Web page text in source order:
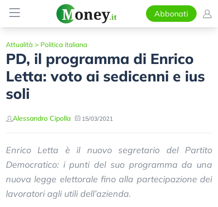
Abbonati
Attualità > Politica italiana
PD, il programma di Enrico
Letta: voto ai sedicenni e ius
soli
Alessandro Cipolla 15/03/2021
Enrico Letta è il nuovo segretario del Partito
Democratico: i punti del suo programma da una
nuova legge elettorale fino alla partecipazione dei
lavoratori agli utili dell’azienda.